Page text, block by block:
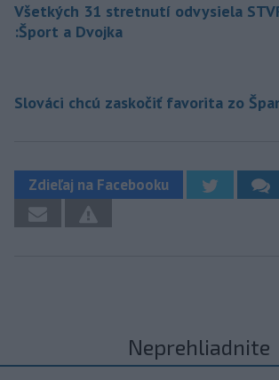
Všetkých 31 stretnutí odvysiela
:Šport a Dvojka
Slováci chcú zaskočiť favorita zo
Zdieľaj na Facebooku
Neprehliadnite